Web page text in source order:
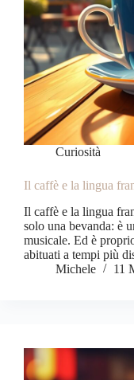
Curiosità
Il caffè e la lingua
Il caffè e la lingua
solo una bevanda: è
musicale. Ed è
abituati a tempi più
Michele
11